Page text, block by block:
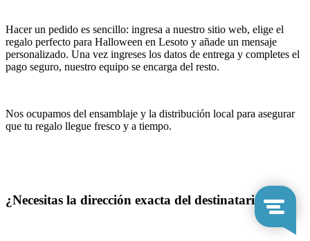
Hacer un pedido es sencillo: ingresa a nuestro sitio web, elige el
regalo perfecto para Halloween en Lesoto y añade un mensaje
personalizado. Una vez ingreses los datos de entrega y completes el
pago seguro, nuestro equipo se encarga del resto.
Nos ocupamos del ensamblaje y la distribución local para asegurar
que tu regalo llegue fresco y a tiempo.
¿Necesitas la dirección exacta del destinatario?